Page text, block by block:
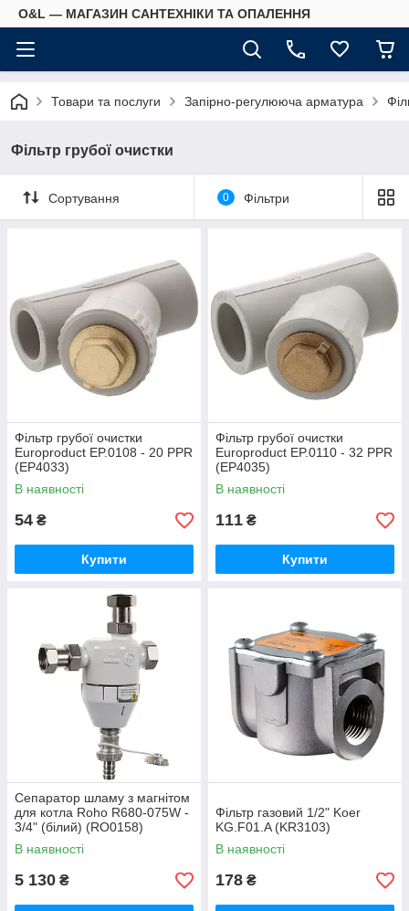
O&L — МАГАЗИН САНТЕХНІКИ ТА ОПАЛЕННЯ
Товари та послуги Запірно-регулююча арматура
Фільтр грубої очистки
Сортування 0 Фільтри
Фільтр грубої очистки
Europroduct EP.0108 - 20 PPR
(EP4033)
В наявності
54 ₴
Купити
Фільтр грубої очистки
Europroduct EP.0110 - 32 PPR
(EP4035)
В наявності
111 ₴
Купити
Сепаратор шламу з магнітом
для котла Roho R680-075W -
3/4" (білий) (RO0158)
В наявності
5 130 ₴
Фільтр газовий 1/2" Koer
KG.F01.A (KR3103)
В наявності
178 ₴